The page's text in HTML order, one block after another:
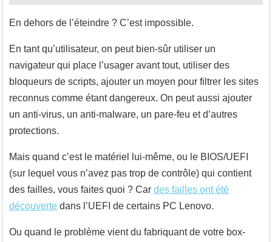
En dehors de l’éteindre ? C’est impossible.
En tant qu’utilisateur, on peut bien-sûr utiliser un
navigateur qui place l’usager avant tout, utiliser des
bloqueurs de scripts, ajouter un moyen pour filtrer les sites
reconnus comme étant dangereux. On peut aussi ajouter
un anti-virus, un anti-malware, un pare-feu et d’autres
protections.
Mais quand c’est le matériel lui-même, ou le BIOS/UEFI
(sur lequel vous n’avez pas trop de contrôle) qui contient
des failles, vous faites quoi ? Car des failles ont été
découverte dans l’UEFI de certains PC Lenovo.
Ou quand le problème vient du fabriquant de votre box-